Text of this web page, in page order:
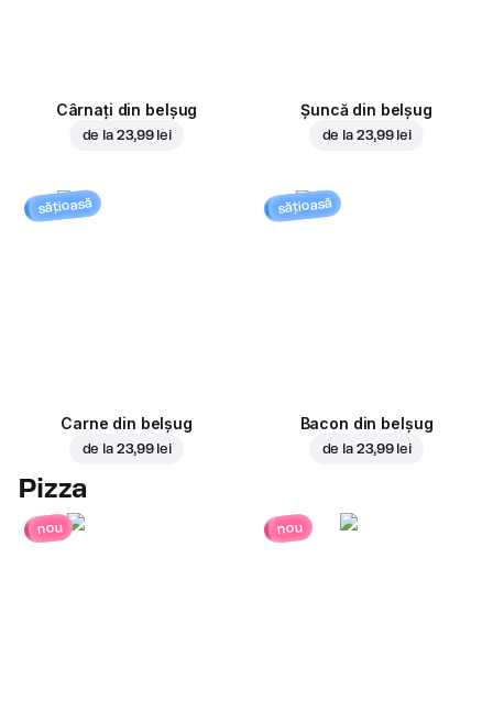
Cârnați din belșug
de la 23,99 lei
Șuncă din belșug
de la 23,99 lei
sățioasă
Carne din belșug
de la 23,99 lei
sățioasă
Bacon din belșug
de la 23,99 lei
Pizza
nou nou